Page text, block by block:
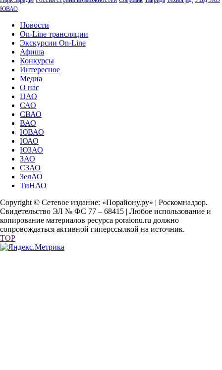
ЮВАО
Новости
On-Line трансляции
Экскурсии On-Line
Афиша
Конкурсы
Интересное
Медиа
О нас
ЦАО
САО
СВАО
ВАО
ЮВАО
ЮАО
ЮЗАО
ЗАО
СЗАО
ЗелАО
ТиНАО
Copyright © Сетевое издание: «Порайону.ру» | Роскомнадзор.
Свидетельство ЭЛ № ФС 77 – 68415 | Любое использование и
копирование материалов ресурса poraionu.ru должно
сопровождаться активной гиперссылкой на источник.
TOP